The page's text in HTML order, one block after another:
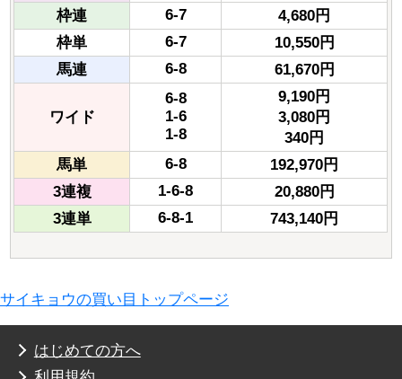
枠連
6-7
4,680円
枠単
6-7
10,550円
馬連
6-8 61,670円
ワイド
6-8
1-6
1-8
9,190円
3,080円
340円
馬単
6-8
192,970円
3連複
1-6-8
20,880円
3連単
6-8-1 743,140円
サイキョウの買い目トップページ
はじめての方へ